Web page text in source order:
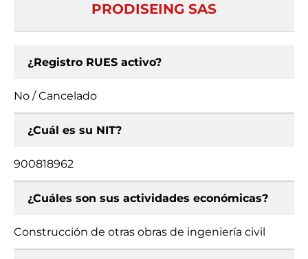
PRODISEING SAS
¿Registro RUES activo?
No / Cancelado
¿Cuál es su NIT?
900818962
¿Cuáles son sus actividades económicas?
Construcción de otras obras de ingeniería civil